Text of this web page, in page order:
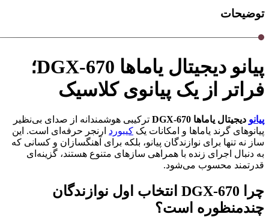
توضیحات
پیانو دیجیتال یاماها DGX-670؛
فراتر از یک پیانوی کلاسیک
پیانو دیجیتال یاماها DGX-670
ترکیبی هوشمندانه از صدای بی‌نظیر
پیانوهای گرند یاماها و امکانات یک کیبورد ارنجر حرفه‌ای است. این
ساز نه تنها برای نوازندگان پیانو، بلکه برای آهنگسازان و کسانی که
به دنبال اجرای زنده با همراهی سازهای متنوع هستند، گزینه‌ای
قدرتمند محسوب می‌شود.
چرا DGX-670 انتخاب اول نوازندگان
چندمنظوره است؟